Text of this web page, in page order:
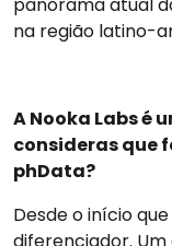
na região latino-
A Nooka Labs é
consideras que
phData?
Desde o início